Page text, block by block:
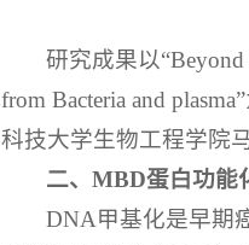
研究成果以“Beyond
from Bacteria and
科技大学生物工程学院
二、MBD蛋白功能
DNA甲基化是早期